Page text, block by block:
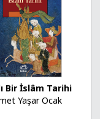
Bir İslâm Tarihi
Yaşar Ocak